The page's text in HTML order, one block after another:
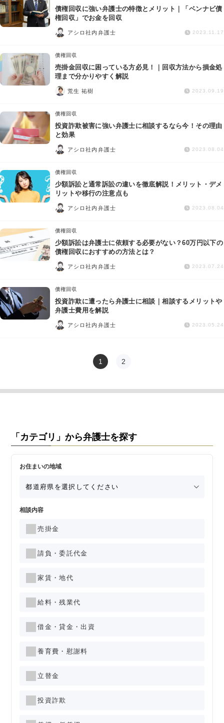
債権回収に強い弁護士の特徴とメリット｜「ベンナビ債
権回収」でお金を回収
アシロ社内弁護士 2023.11.17
債権回収
売掛金回収に困っている方必見！｜回収方法から損金処
理まで分かりやすく解説
荒生 祐樹 2023.09.19
債権回収
投資詐欺被害に強い弁護士に相談するなら今！その理由
と効果
アシロ社内弁護士 2023.08.04
債権回収
少額訴訟と通常訴訟の違いを徹底解説！メリット・デメ
リットや移行の注意点も
アシロ社内弁護士 2023.08.04
債権回収
少額訴訟は弁護士に依頼する必要がない？60万円以下の
債権回収におすすめの方法とは？
アシロ社内弁護士 2023.07.24
債権回収
投資詐欺に遭ったら弁護士に相談｜相談するメリットや
弁護士費用を解説
アシロ社内弁護士 2023.05.24
1 2
「カテゴリ」から弁護士を探す
お住まいの地域
相談内容
売掛金
請負・委託代金
家賃・地代
給料・残業代
借金・貸金・出資
養育費・慰謝料
立替金
投資詐欺